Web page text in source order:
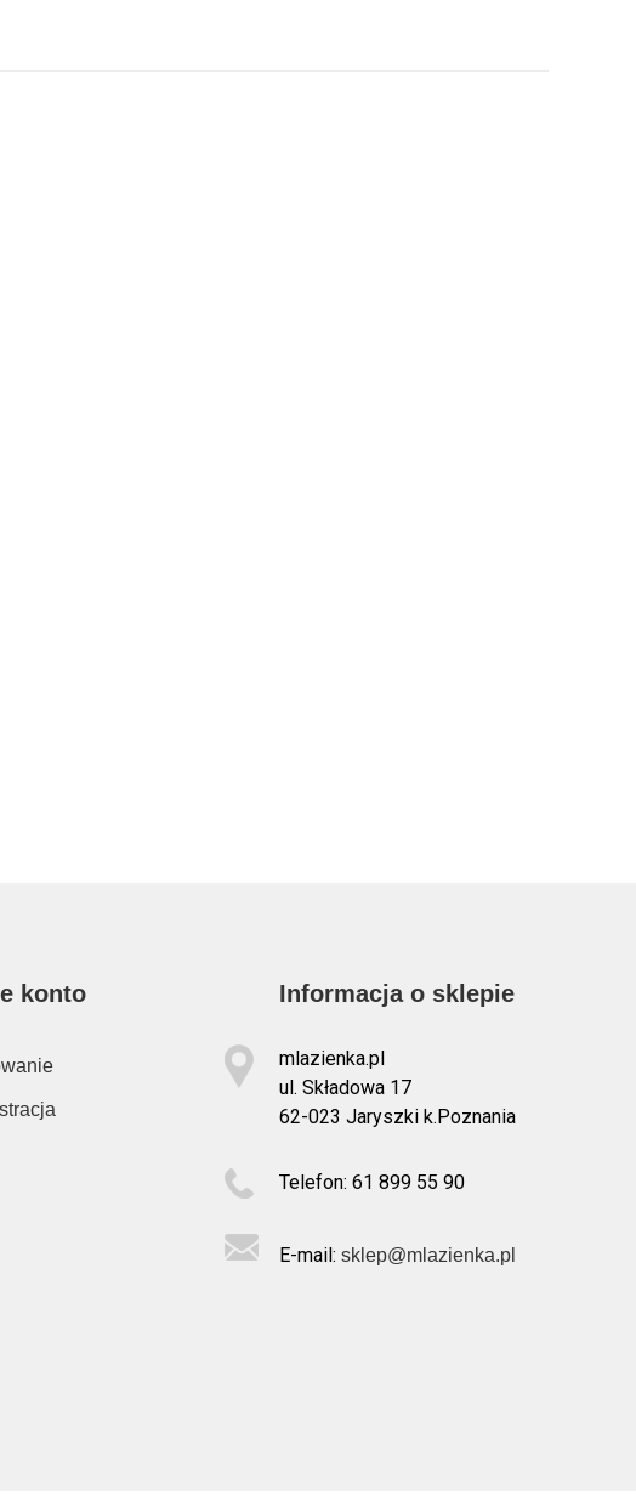
konto Informacja o sklepie
mlazienka.pl
ul. Składowa 17
62-023 Jaryszki k.Poznania
Telefon: 61 899 55 90
E-mail: sklep@mlazienka.pl